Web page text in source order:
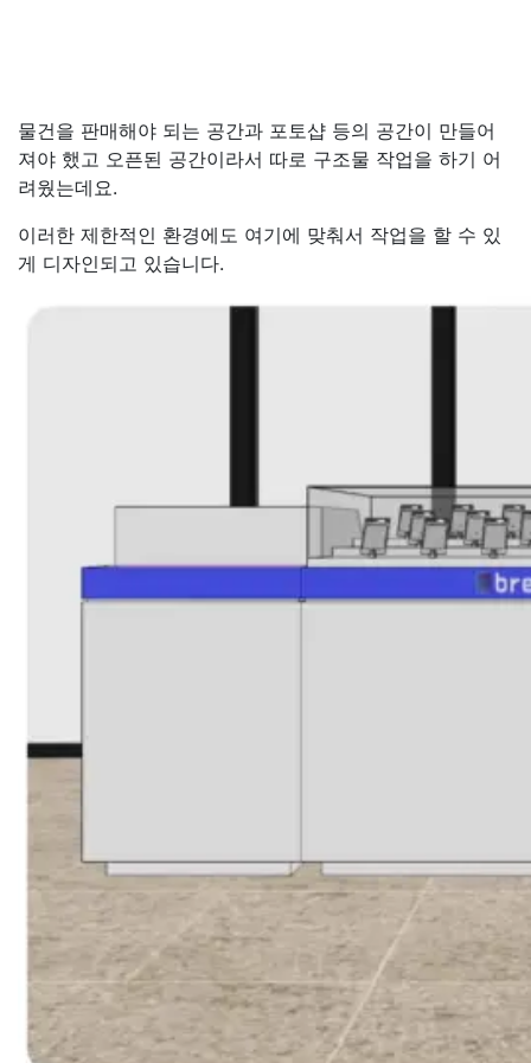
물건을 판매해야 되는 공간과 포토샵 등의 공간이 만들어
져야 했고 오픈된 공간이라서 따로 구조물 작업을 하기 어
려웠는데요.
이러한 제한적인 환경에도 여기에 맞춰서 작업을 할 수 있
게 디자인되고 있습니다.